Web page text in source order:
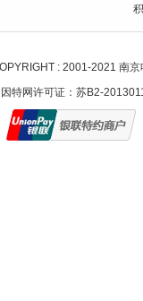
: 2001-2021 南
因特网许可证：苏B2-